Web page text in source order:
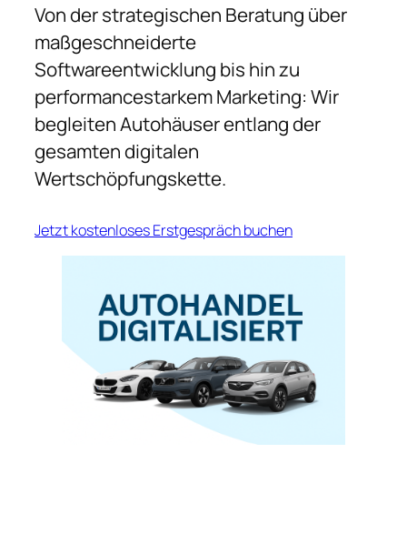
Von der strategischen Beratung über
maßgeschneiderte
Softwareentwicklung bis hin zu
performancestarkem Marketing: Wir
begleiten Autohäuser entlang der
gesamten digitalen
Wertschöpfungskette.
Jetzt kostenloses Erstgespräch buchen